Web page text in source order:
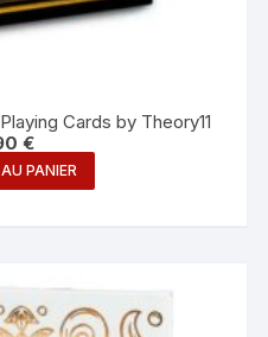
Cards by Theory11
€
PANIER